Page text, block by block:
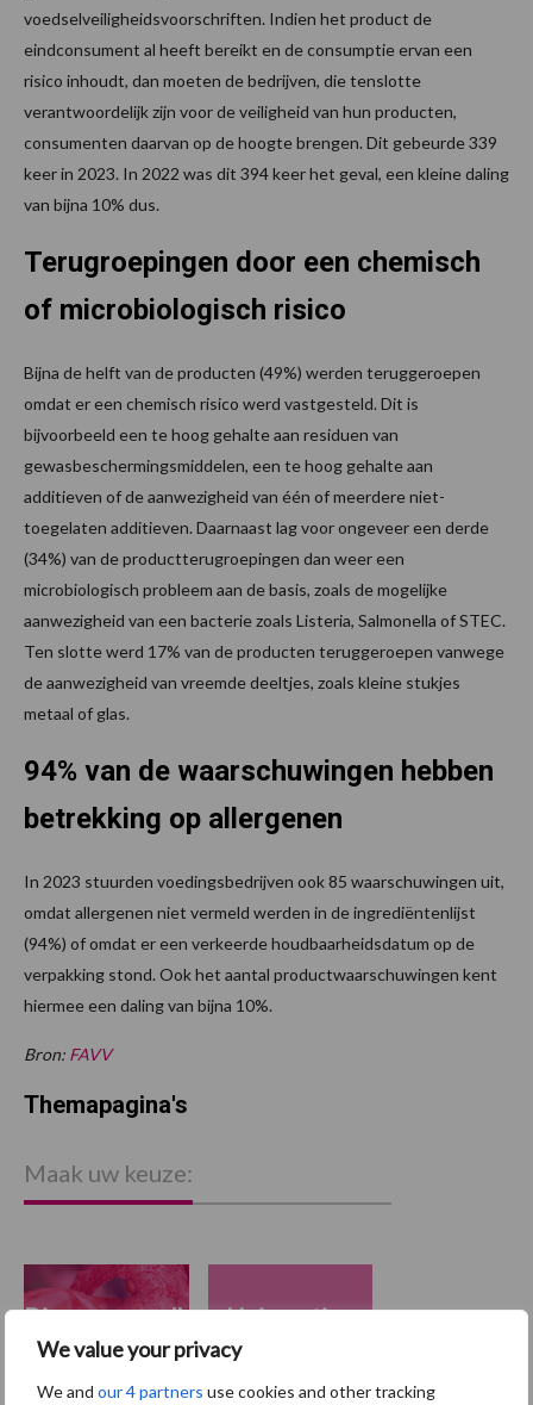
We value your privacy
We and our 4 partners use cookies and other tracking
voedselveiligheidsvoorschriften. Indien het product de
eindconsument al heeft bereikt en de consumptie ervan een
risico inhoudt, dan moeten de bedrijven, die tenslotte
verantwoordelijk zijn voor de veiligheid van hun producten,
consumenten daarvan op de hoogte brengen. Dit gebeurde 339
keer in 2023. In 2022 was dit 394 keer het geval, een kleine daling
van bijna 10% dus.
Terugroepingen door een chemisch
of microbiologisch risico
Bijna de helft van de producten (49%) werden teruggeroepen
omdat er een chemisch risico werd vastgesteld. Dit is
bijvoorbeeld een te hoog gehalte aan residuen van
gewasbeschermingsmiddelen, een te hoog gehalte aan
additieven of de aanwezigheid van één of meerdere niet-
toegelaten additieven. Daarnaast lag voor ongeveer een derde
(34%) van de productterugroepingen dan weer een
microbiologisch probleem aan de basis, zoals de mogelijke
aanwezigheid van een bacterie zoals Listeria, Salmonella of STEC.
Ten slotte werd 17% van de producten teruggeroepen vanwege
de aanwezigheid van vreemde deeltjes, zoals kleine stukjes
metaal of glas. ​
94% van de waarschuwingen hebben
betrekking op allergenen
In 2023 stuurden voedingsbedrijven ook 85 waarschuwingen uit,
omdat allergenen niet vermeld werden in de ingrediëntenlijst
(94%) of omdat er een verkeerde houdbaarheidsdatum op de
verpakking stond. Ook het aantal productwaarschuwingen kent
hiermee een daling van bijna 10%.
Bron: FAVV
Themapagina's
Maak uw keuze:
DierengezondheidHuisvesting